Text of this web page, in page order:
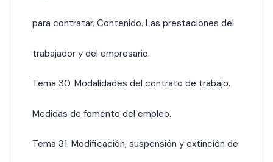
para contratar. Contenido. Las prestaciones del
trabajador y del empresario.
Tema 30. Modalidades del contrato de trabajo.
Medidas de fomento del empleo.
Tema 31. Modificación, suspensión y extinción de